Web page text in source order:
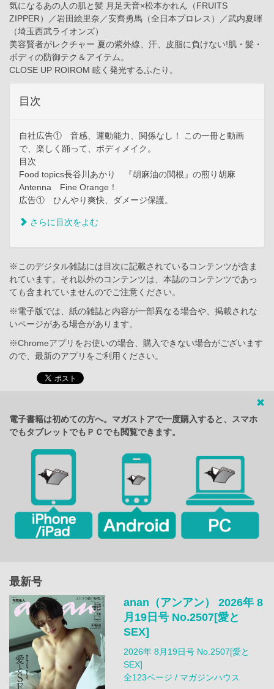
気になるあの人の肌と髪 月足天音×松本かれん（FRUITS
ZIPPER）／岩田絵里奈／安齊勇馬（全日本プロレス）／武内夏暉
（埼玉西武ライオンズ）
美容賢者がレクチャー 夏の紫外線、汗、皮脂に負けない!肌・髪・
ボディの防御テク＆アイテム。
CLOSE UP ROIROM 眩く発光するふたり。
目次
自社広告① 音感、運動能力、関係なし！ この一冊と動画
で、楽しく踊って、ボディメイク。
目次
Food topics長谷川あかり 『胡麻油の関根』の煎り胡麻
Antenna Fine Orange！
広告① ひんやり爽快、ダメージ保護。
さらに目次をよむ
※このデジタル雑誌には目次に記載されているコンテンツが含ま
れています。それ以外のコンテンツは、本誌のコンテンツであっ
ても含まれていませんのでご注意ください。
※電子版では、紙の雑誌と内容が一部異なる場合や、掲載されな
いページがある場合があります。
※Chromeアプリをお使いの場合、購入できない場合がございます
ので、最新のアプリをご利用ください。
電子書籍は初めての方へ。マガストアで一度購入すると、スマホ
でもタブレットでもＰＣでも閲覧できます。
最新号
anan（アンアン） 2026年 8
月19日号 No.2507[愛と
SEX]
2026年 8月19日号 No.2507[愛と
SEX]
全123ページ / マガジンハウス